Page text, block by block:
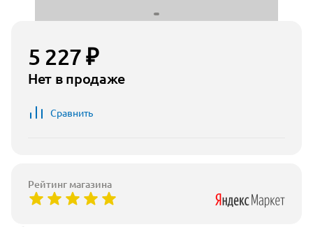
5 227 ₽
Нет в продаже
Сравнить
Рейтинг магазина